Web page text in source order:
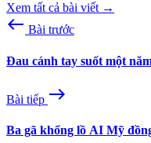
Xem tất cả bài viết →
west Bài trước
Đau cánh tay suốt một
Bài tiếp east
Ba gã khổng lồ AI Mỹ